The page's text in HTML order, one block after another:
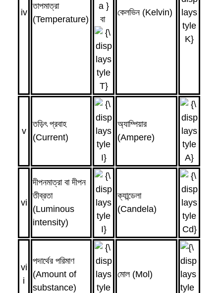
iv
তাপমাত্রা
(Temperature)
বা
কেলভিন (Kelvin)
v
তড়িৎ প্রবাহ
(Current)
অ্যাম্পিয়ার
(Ampere)
vi
দীপনমাত্রা বা দীপন
তীব্রতা
(Luminous
intensity)
ক্যান্ডেলা
(Candela)
vi
i
পদার্থের পরিমাণ
(Amount of
substance)
মোল (Mol)